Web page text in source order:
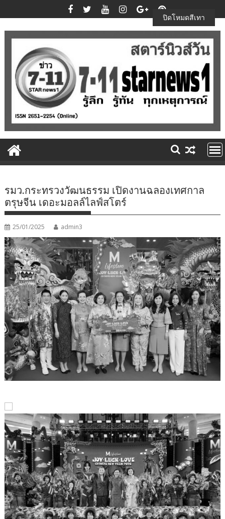
to
content
รมว.กระทรวงวัฒนธรรม เปิดงานฉลองเทศกาล
ตรุษจีน เดอะมอลล์ไลฟ์สโตร์
25/01/2025 admin3
ปิดโหมดสีเทา